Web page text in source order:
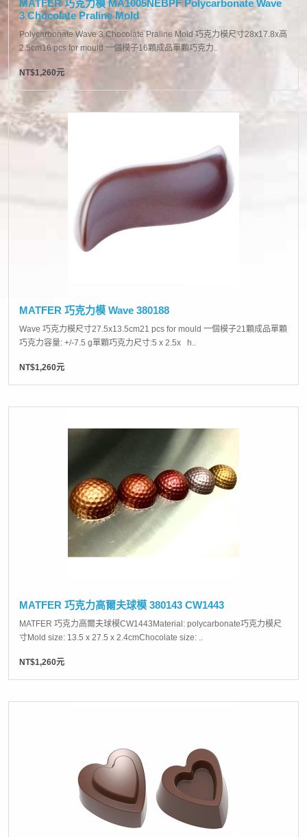
MATFER 巧克力模 MA1005NEBPF Polycarbonate Wave
3 Chocolate Praline Mold
Polycarbonate Wave 3 Chocolate Praline Mold 巧克力模尺寸28x17.8x高
2.5cm16 pcs for mould 一個模子16顆成品單顆巧克力..
NT$1,260元
MATFER 巧克力模 Wave 380188
Wave 巧克力模尺寸27.5x13.5cm21 pcs for mould 一個模子21顆成品單顆
巧克力容量: +/-7.5 g單顆巧克力尺寸:5 x 2.5x h..
NT$1,260元
MATFER 巧克力高爾夫球模 380143 CW1443
MATFER 巧克力高爾夫球模CW1443Material: polycarbonate巧克力模尺
寸Mold size: 13.5 x 27.5 x 2.4cmChocolate size: ..
NT$1,260元